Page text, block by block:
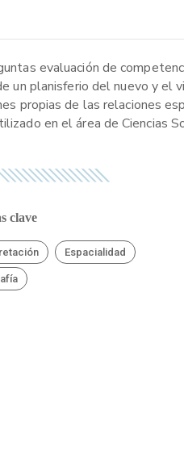
evaluación de
un planisferio del nuevo y el
propias de las relaciones
en el área de Ciencias
clave
Espacialidad